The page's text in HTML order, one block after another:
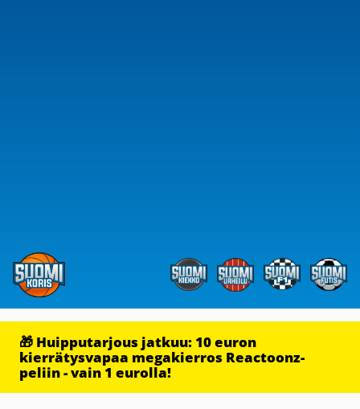
🎁 Huipputarjous jatkuu: 10 euron
kierrätysvapaa megakierros Reactoonz-
peliin - vain 1 eurolla!